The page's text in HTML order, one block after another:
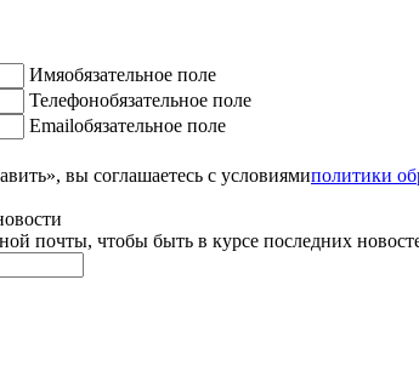
Имяобязательное поле
Телефонобязательное поле
Emailобязательное поле
вы соглашаетесь с условиямиполитики
почты, чтобы быть в курсе последних